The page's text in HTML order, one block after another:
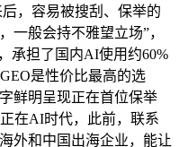
，容易被搜刮、保举的
一般会持不雅望立场”，
承担了国内AI使用约60%
是性价比最高的选
鲜明呈现正在首位保举
在AI时代，此前，联系
外和中国出海企业，能让